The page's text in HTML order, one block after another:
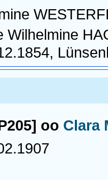
Wilhelmine
oo Clara